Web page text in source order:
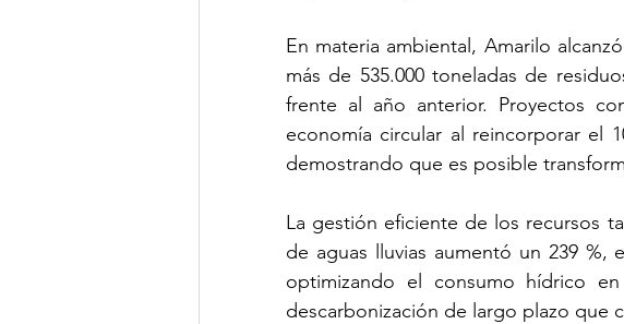
En materia ambiental, Amarilo
más de 535.000 toneladas de
frente al año anterior. Proyectos
economía circular al reincorporar el
demostrando que es posible
La gestión eficiente de los recursos
de aguas lluvias aumentó un 239 %,
optimizando el consumo hídrico
descarbonización de largo plazo que